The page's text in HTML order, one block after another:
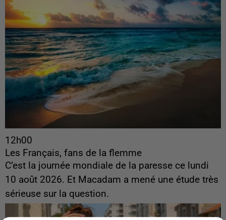
12h00
Les Français, fans de la flemme
C’est la journée mondiale de la paresse ce lundi
10 août 2026. Et Macadam a mené une étude très
sérieuse sur la question.